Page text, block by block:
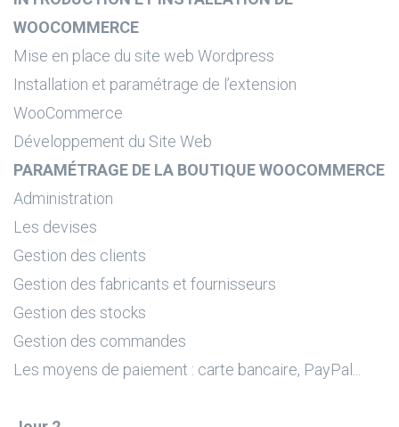
WOOCOMMERCE
Mise en place du site web Wordpress
Installation et paramétrage de l’extension
WooCommerce
Développement du Site Web
PARAMÉTRAGE DE LA BOUTIQUE WOOCOMMERCE
Administration
Les devises
Gestion des clients
Gestion des fabricants et fournisseurs
Gestion des stocks
Gestion des commandes
Les moyens de paiement : carte bancaire, PayPal...